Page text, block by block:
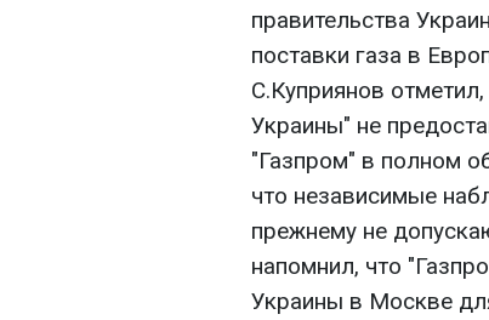
правительства
поставки газа в
С.Куприянов
Украины" не
"Газпром" в полном
что независимые
прежнему не
напомнил, что
Украины в Москве